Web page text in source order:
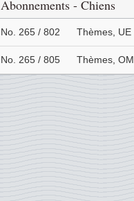
Abonnements - Chiens
No. 265 / 802 Thèmes, UE
No. 265 / 805 Thèmes, OM